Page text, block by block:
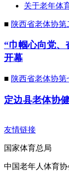
关于老年体
■ 陕西省老体协
“巾帼心向党、
开幕
■ 陕西省老体协
定边县老体协
友情链接
国家体育总局
中国老年人体育协